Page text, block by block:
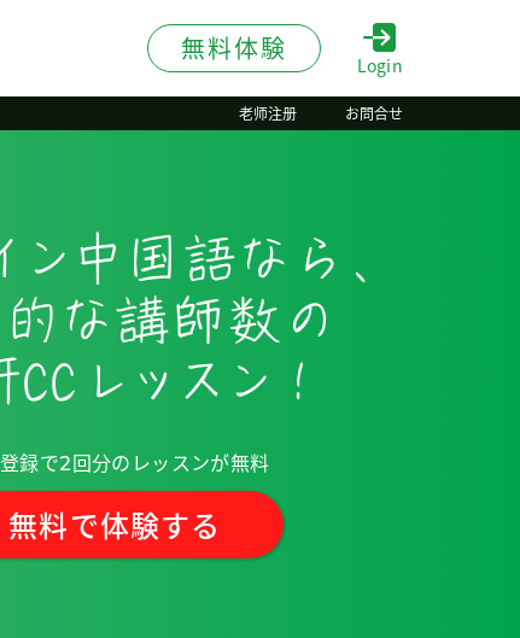
無料体験
Login
老师注册 お問合せ
ン 中国語なら、
な講師数の
レッスン！
録で2回分のレッスンが無料
無料で体験する